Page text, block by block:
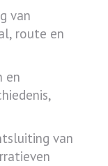
van
route en
en
van